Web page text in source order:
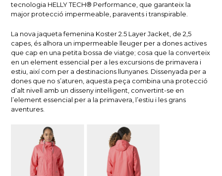
tecnologia HELLY TECH® Performance, que garanteix la
major protecció impermeable, paravents i transpirable.
La nova jaqueta femenina Koster 2.5 Layer Jacket, de 2,5
capes, és alhora un impermeable lleuger per a dones actives
que cap en una petita bossa de viatge; cosa que la converteix
en un element essencial per a les excursions de primavera i
estiu, així com per a destinacions llunyanes. Dissenyada per a
dones que no s’aturen, aquesta peça combina una protecció
d’alt nivell amb un disseny intel·ligent, convertint-se en
l’element essencial per a la primavera, l’estiu i les grans
aventures.